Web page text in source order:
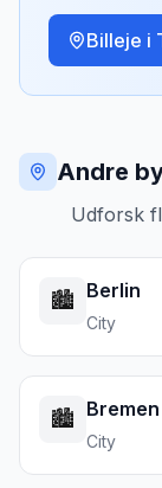
Billeje i
Andre
Udforsk
🏙️ Berlin
City
🏙️ Bremen
City